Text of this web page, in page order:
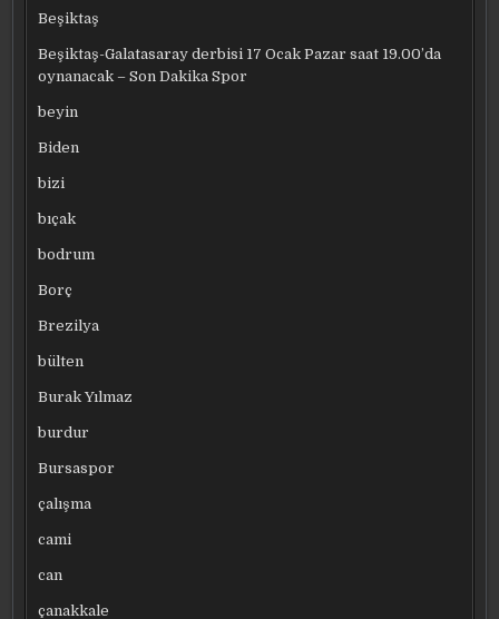
Beşiktaş
Beşiktaş-Galatasaray derbisi 17 Ocak Pazar saat 19.00’da
oynanacak – Son Dakika Spor
beyin
Biden
bizi
bıçak
bodrum
Borç
Brezilya
bülten
Burak Yılmaz
burdur
Bursaspor
çalışma
cami
can
çanakkale